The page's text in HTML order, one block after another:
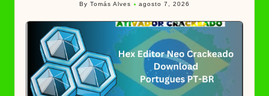
Posted
ByTomás Alves agosto 7, 2026